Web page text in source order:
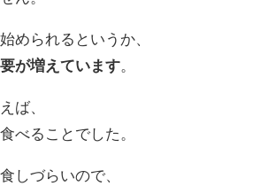
められるというか、
が増えています
ば、
べることでした。
しづらいので、